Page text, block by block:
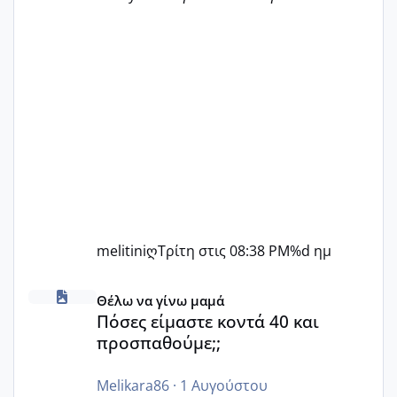
melitiniღΤρίτη στις 08:38 PM%d ημ
Πόσες είμαστε κοντά 40 και προσπαθούμε;;
Θέλω να γίνω μαμά
Πόσες είμαστε κοντά 40 και
προσπαθούμε;;
Melikara86· 1 Αυγούστου